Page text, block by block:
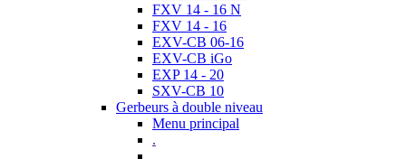
FXV 14 - 16 N
FXV 14 - 16
EXV-CB 06-16
EXV-CB iGo
EXP 14 - 20
SXV-CB 10
Gerbeurs à double niveau
Menu principal
.